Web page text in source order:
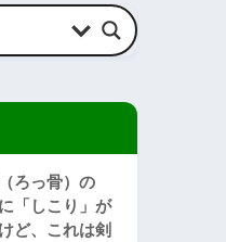
ろっ骨）の
「しこり」が
ど、これは剣